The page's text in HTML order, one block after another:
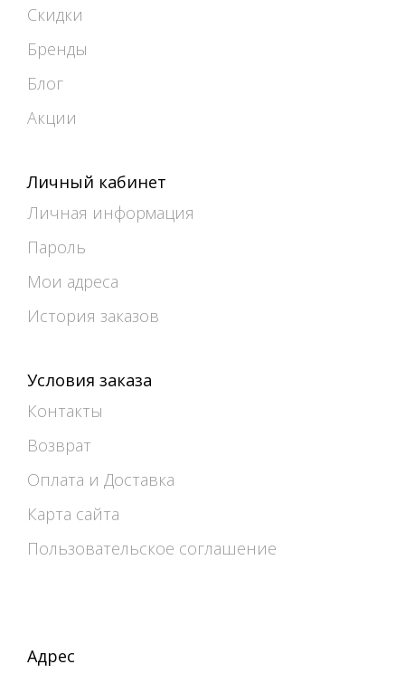
Скидки
Бренды
Блог
Акции
Личный кабинет
Личная информация
Пароль
Мои адреса
История заказов
Условия заказа
Контакты
Возврат
Оплата и Доставка
Карта сайта
Пользовательское соглашение
Адрес